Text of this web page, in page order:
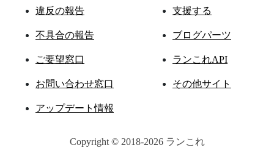
違反の報告
不具合の報告
ご要望窓口
お問い合わせ窓口
アップデート情報
支援する
ブログパーツ
ランこれAPI
その他サイト
Copyright © 2018-2026 ランこれ